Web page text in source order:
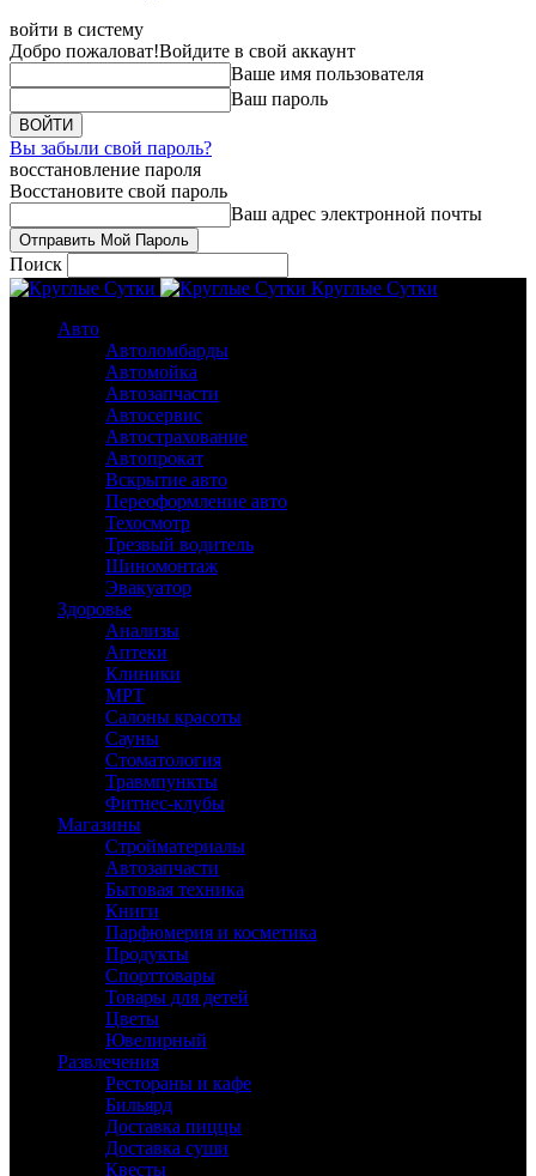
войти в систему
Добро пожаловат!Войдите в свой аккаунт
Ваше имя пользователя
Ваш пароль
Вы забыли свой пароль?
восстановление пароля
Восстановите свой пароль
Ваш адрес электронной почты
Поиск
Круглые Сутки
Авто
Автоломбарды
Автомойка
Автозапчасти
Автосервис
Автострахование
Автопрокат
Вскрытие авто
Переоформление авто
Техосмотр
Трезвый водитель
Шиномонтаж
Эвакуатор
Здоровье
Анализы
Аптеки
Клиники
МРТ
Салоны красоты
Сауны
Стоматология
Травмпункты
Фитнес-клубы
Магазины
Стройматериалы
Автозапчасти
Бытовая техника
Книги
Парфюмерия и косметика
Продукты
Спорттовары
Товары для детей
Цветы
Ювелирный
Развлечения
Рестораны и кафе
Бильярд
Доставка пиццы
Доставка суши
Квесты